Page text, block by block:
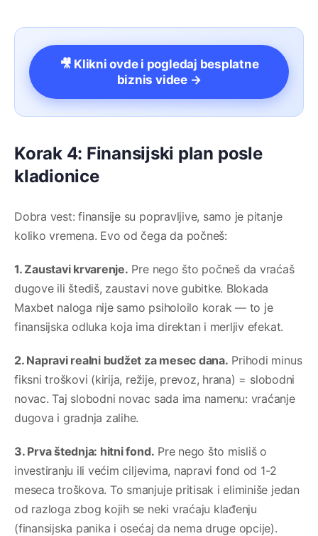
🎥 Klikni ovde i pogledaj besplatne
biznis videe →
Korak 4: Finansijski plan posle
kladionice
Dobra vest: finansije su popravljive, samo je pitanje
koliko vremena. Evo od čega da počneš:
1. Zaustavi krvarenje. Pre nego što počneš da vraćaš
dugove ili štediš, zaustavi nove gubitke. Blokada
Maxbet naloga nije samo psiholoilo korak — to je
finansijska odluka koja ima direktan i merljiv efekat.
2. Napravi realni budžet za mesec dana. Prihodi minus
fiksni troškovi (kirija, režije, prevoz, hrana) = slobodni
novac. Taj slobodni novac sada ima namenu: vraćanje
dugova i gradnja zalihe.
3. Prva štednja: hitni fond. Pre nego što misliš o
investiranju ili većim ciljevima, napravi fond od 1-2
meseca troškova. To smanjuje pritisak i eliminiše jedan
od razloga zbog kojih se neki vraćaju klađenju
(finansijska panika i osećaj da nema druge opcije).